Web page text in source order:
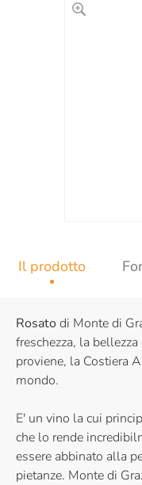
Il prodotto
Rosatodi Monte di
freschezza, la
proviene, la Costiera
mondo.
E' un vino la cui
che lo rende
essere abbinato alla
pietanze. Monte di